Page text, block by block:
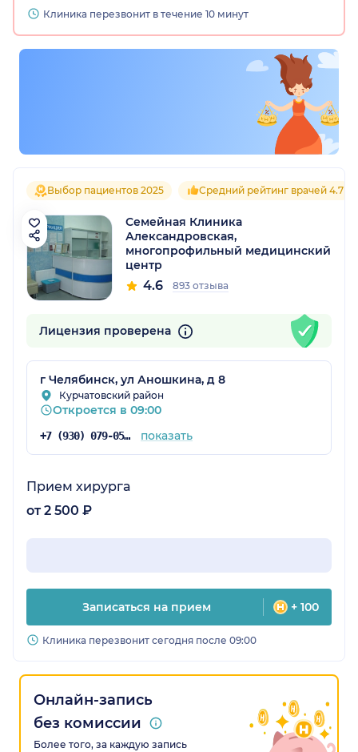
Клиника перезвонит в течение 10 минут
Выбор пациентов 2025 Средний рейтинг врачей 4.7
Семейная Клиника
Александровская,
многопрофильный медицинский
центр
4.6 893 отзыва
Лицензия проверена
г Челябинск, ул Аношкина, д 8
Курчатовский район
Откроется в 09:00
+7 (930) 079-05-39 показать
Прием хирурга
от 2 500 ₽
Записаться на прием + 100
Клиника перезвонит сегодня после 09:00
Онлайн-запись
без комиссии
Более того, за каждую запись